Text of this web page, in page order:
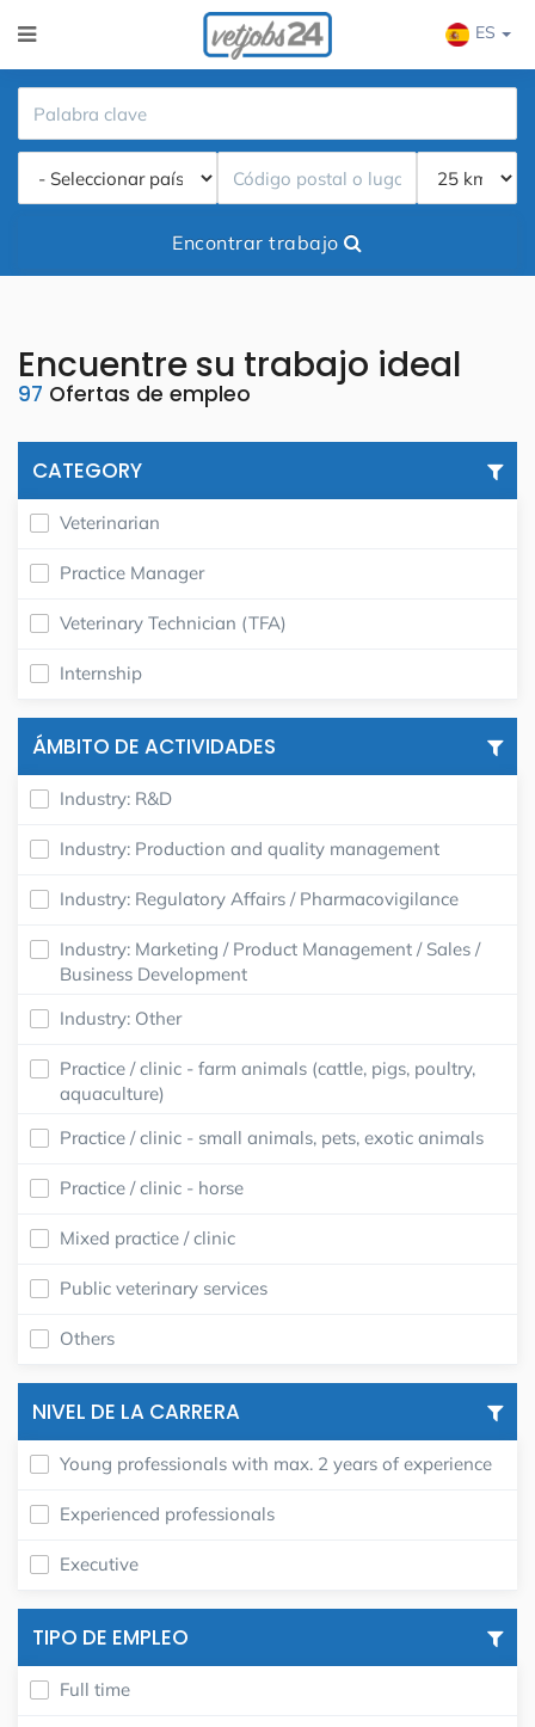
ES
Encontrar trabajo
Encuentre su trabajo ideal
97 Ofertas de empleo
CATEGORY
Veterinarian
Practice Manager
Veterinary Technician (TFA)
Internship
ÁMBITO DE ACTIVIDADES
Industry: R&D
Industry: Production and quality management
Industry: Regulatory Affairs / Pharmacovigilance
Industry: Marketing / Product Management / Sales /
Business Development
Industry: Other
Practice / clinic - farm animals (cattle, pigs, poultry,
aquaculture)
Practice / clinic - small animals, pets, exotic animals
Practice / clinic - horse
Mixed practice / clinic
Public veterinary services
Others
NIVEL DE LA CARRERA
Young professionals with max. 2 years of experience
Experienced professionals
Executive
TIPO DE EMPLEO
Full time